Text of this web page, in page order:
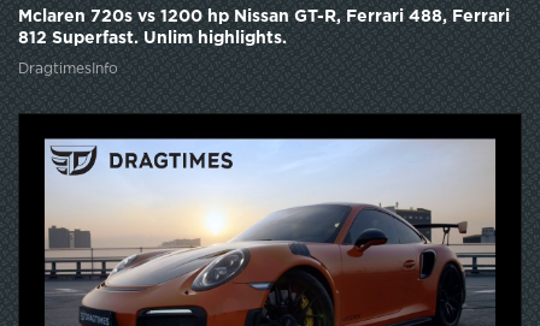
Mclaren 720s vs 1200 hp Nissan GT-R, Ferrari 488, Ferrari
812 Superfast. Unlim highlights.
DragtimesInfo